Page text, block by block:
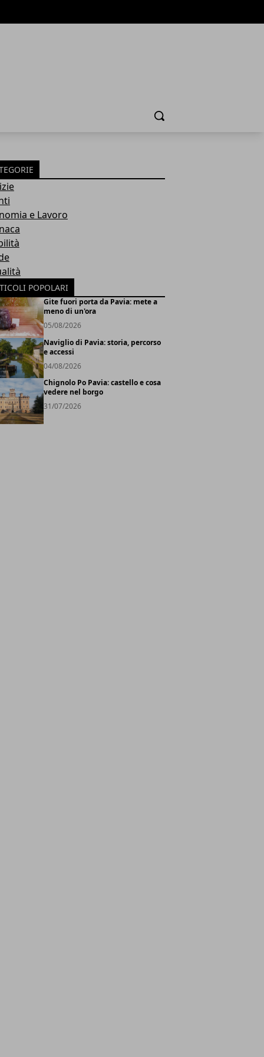
Cerca
e Lavoro
POPOLARI
Gite fuori porta da Pavia: mete a
meno di un'ora
05/08/2026
Naviglio di Pavia: storia, percorso
e accessi
04/08/2026
Chignolo Po Pavia: castello e cosa
vedere nel borgo
31/07/2026